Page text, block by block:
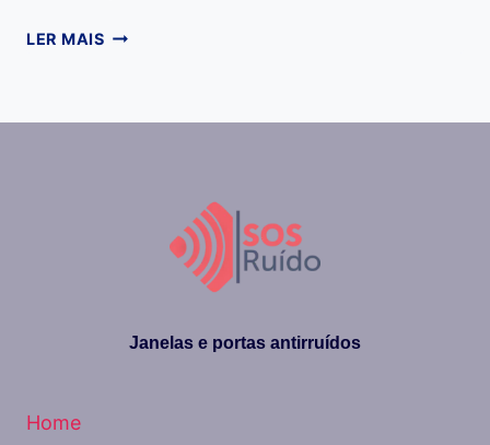
LER MAISPODCAST
SILENCIOSOS
Janelas e portas antirruídos
Home